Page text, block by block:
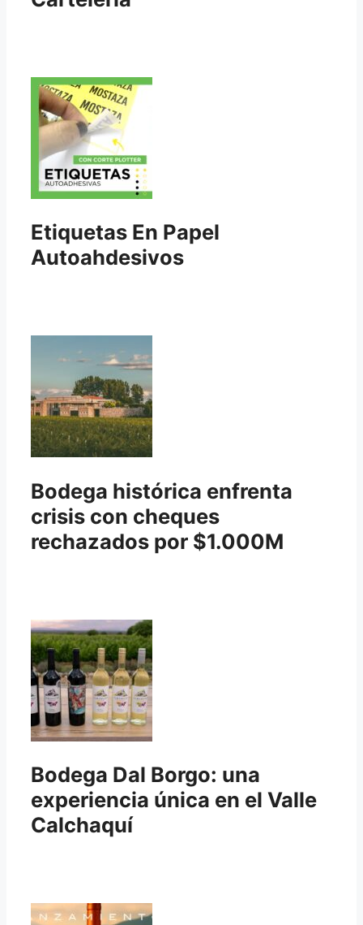
Etiquetas En Papel
Autoahdesivos
Bodega histórica enfrenta
crisis con cheques
rechazados por $1.000M
Bodega Dal Borgo: una
experiencia única en el Valle
Calchaquí